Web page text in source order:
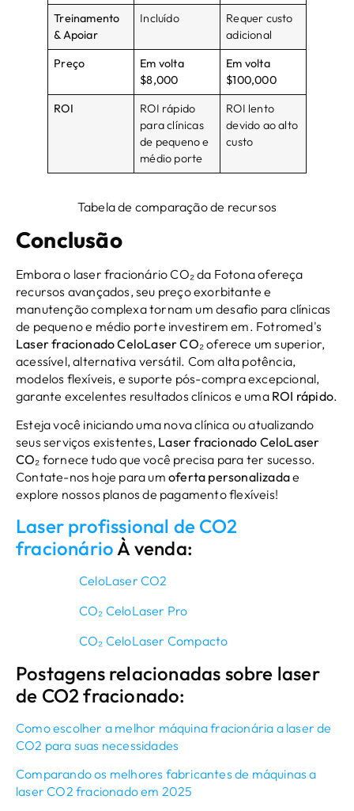
Treinamento
& Apoiar
Incluído
Requer custo
adicional
Preço
Em volta
$8,000
Em volta
$100,000
ROI
ROI rápido
para clínicas
de pequeno e
médio porte
ROI lento
devido ao alto
custo
Tabela de comparação de recursos
Conclusão
Embora o laser fracionário CO₂ da Fotona ofereça
recursos avançados, seu preço exorbitante e
manutenção complexa tornam um desafio para clínicas
de pequeno e médio porte investirem em. Fotromed's
Laser fracionado CeloLaser CO₂oferece um superior,
acessível, alternativa versátil. Com alta potência,
modelos flexíveis, e suporte pós-compra excepcional,
garante excelentes resultados clínicos e uma ROI rápido.
Esteja você iniciando uma nova clínica ou atualizando
seus serviços existentes, Laser fracionado CeloLaser
CO₂ fornece tudo que você precisa para ter sucesso.
Contate-nos hoje para um oferta personalizadae
explore nossos planos de pagamento flexíveis!
Laser profissional de CO2
fracionário À venda:
CeloLaser CO2
CO₂ CeloLaser Pro
CO₂ CeloLaser Compacto
Postagens relacionadas sobre laser
de CO2 fracionado:
Como escolher a melhor máquina fracionária a laser de
CO2 para suas necessidades
Comparando os melhores fabricantes de máquinas a
laser CO2 fracionado em 2025